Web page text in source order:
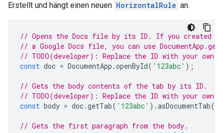
Erstellt und hängt einen neuen HorizontalRule an.
// Opens the Docs file by its ID. If you created
// a Google Docs file, you can use
// TODO(developer): Replace the ID with your own.
const doc = DocumentApp .openById( '123abc' );
// Gets the body contents of the tab by its ID.
// TODO(developer): Replace the ID with your own.
const body = doc.getTab( '123abc' ).asDocumentTab().
// Gets the first paragraph from the body.